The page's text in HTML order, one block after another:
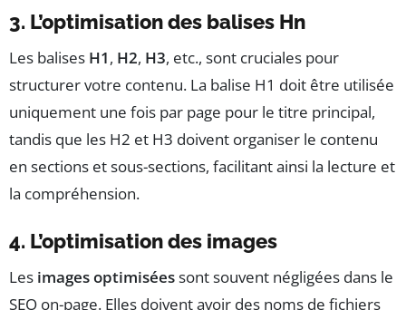
3. L’optimisation des balises Hn
Les balises H1, H2, H3, etc., sont cruciales pour
structurer votre contenu. La balise H1 doit être utilisée
uniquement une fois par page pour le titre principal,
tandis que les H2 et H3 doivent organiser le contenu
en sections et sous-sections, facilitant ainsi la lecture et
la compréhension.
4. L’optimisation des images
Les images optimiséessont souvent négligées dans le
SEO on-page. Elles doivent avoir des noms de fichiers